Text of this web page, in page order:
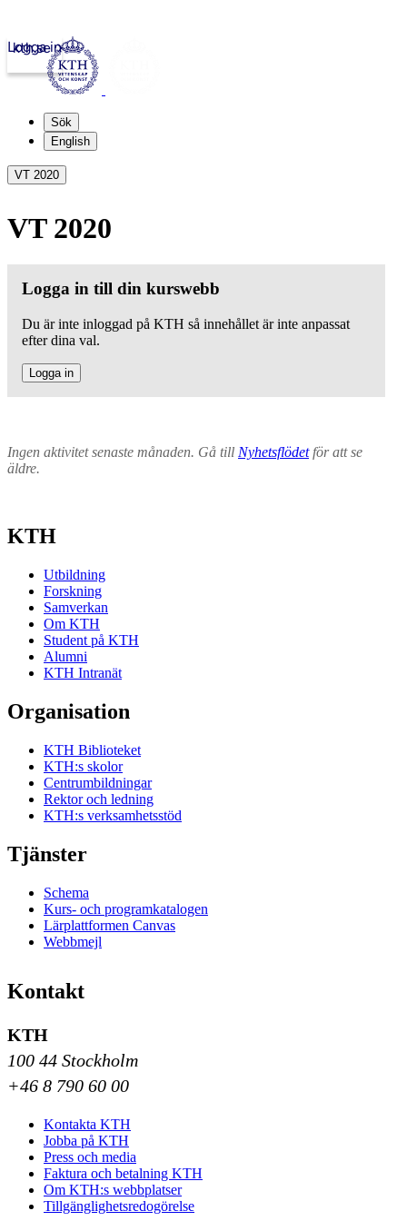
kth.se
Logga in
Sök
English
VT 2020
VT 2020
Logga in till din kurswebb
Du är inte inloggad på KTH så innehållet är inte anpassat
efter dina val.
Logga in
Ingen aktivitet senaste månaden. Gå till Nyhetsflödetför att se
äldre.
KTH
Utbildning
Forskning
Samverkan
Om KTH
Student på KTH
Alumni
KTH Intranät
Organisation
KTH Biblioteket
KTH:s skolor
Centrumbildningar
Rektor och ledning
KTH:s verksamhetsstöd
Tjänster
Schema
Kurs- och programkatalogen
Lärplattformen Canvas
Webbmejl
Kontakt
KTH
100 44 Stockholm
+46 8 790 60 00
Kontakta KTH
Jobba på KTH
Press och media
Faktura och betalning KTH
Om KTH:s webbplatser
Tillgänglighetsredogörelse